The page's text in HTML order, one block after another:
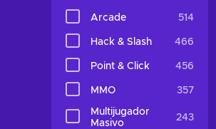
Arcade 514
Hack & Slash 466
Point & Click 456
MMO 357
Multijugador
Masivo
243